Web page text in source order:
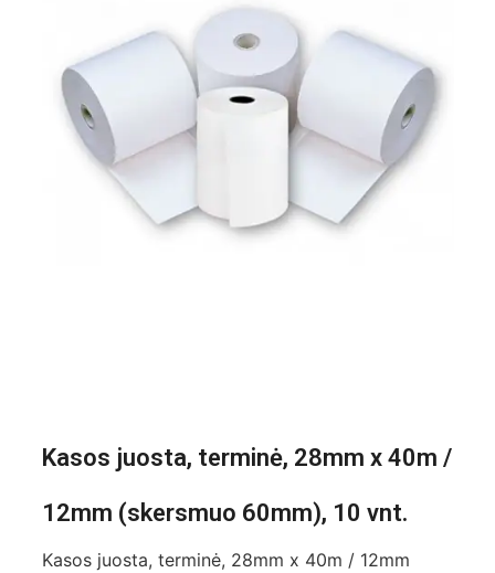
Kasos juosta, terminė, 28mm x 40m /
12mm (skersmuo 60mm), 10 vnt.
Kasos juosta, terminė, 28mm x 40m / 12mm